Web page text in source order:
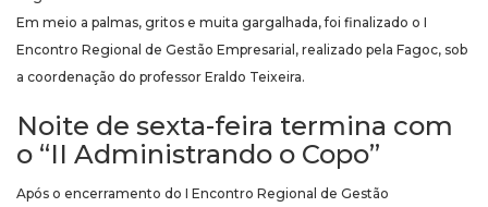
Em meio a palmas, gritos e muita gargalhada, foi finalizado o I
Encontro Regional de Gestão Empresarial, realizado pela Fagoc, sob
a coordenação do professor Eraldo Teixeira.
Noite de sexta-feira termina com
o “II Administrando o Copo”
Após o encerramento do I Encontro Regional de Gestão